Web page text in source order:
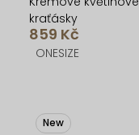
kraťásky
859 Kč
ONESIZE
New